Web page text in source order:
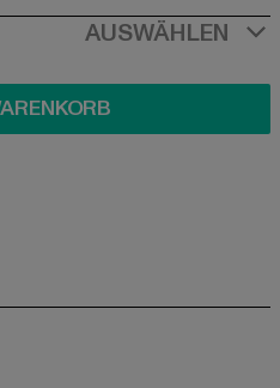
AUSWÄHLEN